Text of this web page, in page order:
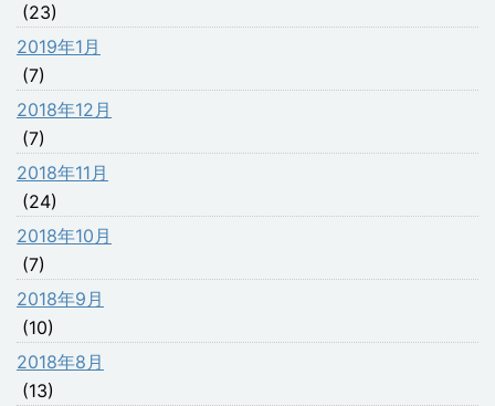
(23)
2019年1月
(7)
2018年12月
(7)
2018年11月
(24)
2018年10月
(7)
2018年9月
(10)
2018年8月
(13)